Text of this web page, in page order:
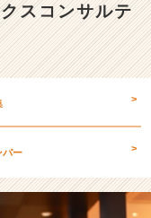
スコンサルテ
>
バー >